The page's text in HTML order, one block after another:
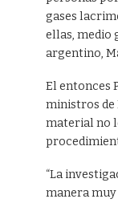
gases
ellas, medio
argentino,
El entonces
ministros de
material no
“La
manera